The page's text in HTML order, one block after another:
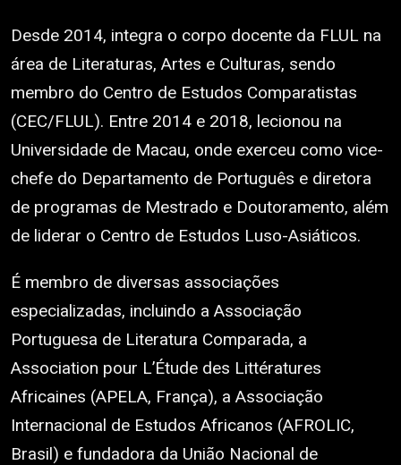
Desde 2014, integra o corpo docente da FLUL na
área de Literaturas, Artes e Culturas, sendo
membro do Centro de Estudos Comparatistas
(CEC/FLUL). Entre 2014 e 2018, lecionou na
Universidade de Macau, onde exerceu como vice-
chefe do Departamento de Português e diretora
de programas de Mestrado e Doutoramento, além
de liderar o Centro de Estudos Luso-Asiáticos.
É membro de diversas associações
especializadas, incluindo a Associação
Portuguesa de Literatura Comparada, a
Association pour L’Étude des Littératures
Africaines (APELA, França), a Associação
Internacional de Estudos Africanos (AFROLIC,
Brasil) e fundadora da União Nacional de